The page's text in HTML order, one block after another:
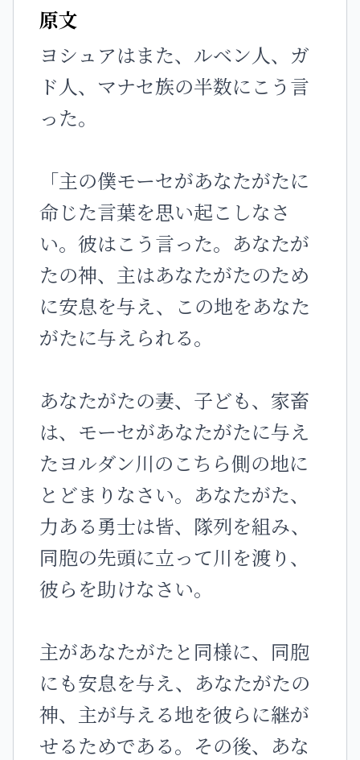
原文
ヨシュアはまた、ルベン人、ガ
ド人、マナセ族の半数にこう言
った。
「主の僕モーセがあなたがたに
命じた言葉を思い起こしなさ
い。彼はこう言った。あなたが
たの神、主はあなたがたのため
に安息を与え、この地をあなた
がたに与えられる。
あなたがたの妻、子ども、家畜
は、モーセがあなたがたに与え
たヨルダン川のこちら側の地に
とどまりなさい。あなたがた、
力ある勇士は皆、隊列を組み、
同胞の先頭に立って川を渡り、
彼らを助けなさい。
主があなたがたと同様に、同胞
にも安息を与え、あなたがたの
神、主が与える地を彼らに継が
せるためである。その後、あな